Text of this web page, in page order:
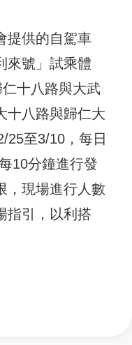
提供的自駕車
來號」試乘體
十八路與大武
十八路與歸仁大
25至3/10，每日
10分鐘進行發
，現場進行人數
指引，以利搭